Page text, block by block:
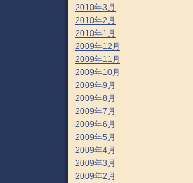
2010年3月
2010年2月
2010年1月
2009年12月
2009年11月
2009年10月
2009年9月
2009年8月
2009年7月
2009年6月
2009年5月
2009年4月
2009年3月
2009年2月